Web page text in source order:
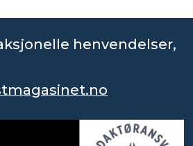
henvendelser,